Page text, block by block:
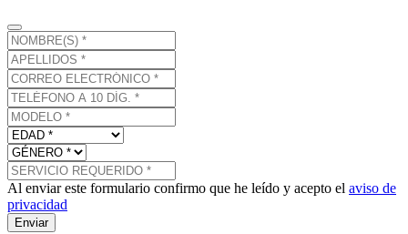
Al enviar este formulario confirmo que he leído y acepto el aviso de
privacidad
Enviar